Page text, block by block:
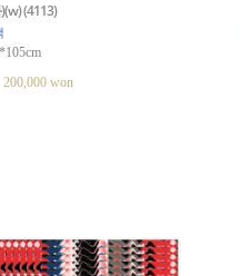
(4113)
200,000 won